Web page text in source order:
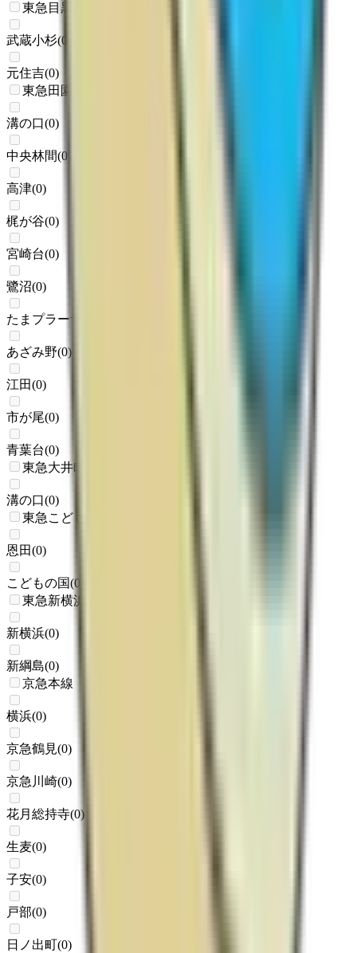
東急目黒線
武蔵小杉(0
元住吉(0)
東急田園都市線
溝の口(0)
中央林間(0
高津(0)
梶が谷(0)
宮崎台(0)
鷺沼(0)
たまプラーザ
あざみ野(0)
江田(0)
市が尾(0)
青葉台(0)
東急大井町線
溝の口(0)
東急こどもの国線
恩田(0)
こどもの国(0
東急新横浜線
新横浜(0)
新綱島(0)
京急本線
横浜(0)
京急鶴見(0)
京急川崎(0)
花月総持寺(0)
生麦(0)
子安(0)
戸部(0)
日ノ出町(0)